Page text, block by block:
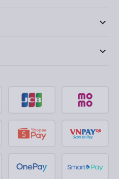
keyboard_arrow_down
keyboard_arrow_down